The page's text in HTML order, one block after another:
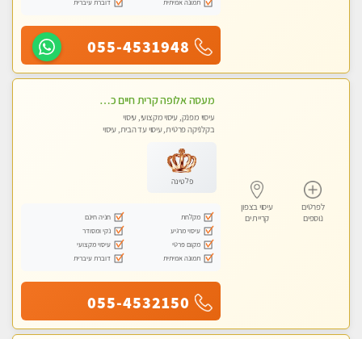
תמונה אמיתית
דוברת עיברית
055-4531948
לפרטים
נוספים
עיסוי בצפון
קריית ים
מעסה אלופה קרית חיים כל סוגי העיסויים מעסה מקצועית ואיכותית פרטי!!
עיסוי מפנק, עיסוי מקצועי, עיסוי
בקלניקה פרטית, עיסוי עד הבית, עיסוי
פלטינה
מקלחת
חניה חינם
עיסוי מרגיע
נקי ומסודר
מקום פרטי
עיסוי מקצועי
תמונה אמיתית
דוברת עיברית
055-4532150